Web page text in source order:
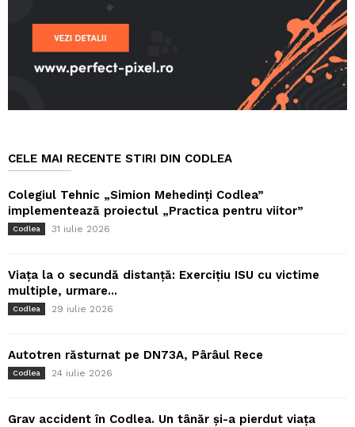
CELE MAI RECENTE STIRI DIN CODLEA
Colegiul Tehnic „Simion Mehedinți Codlea”
implementează proiectul „Practica pentru viitor”
Codlea 31 iulie 2026
Viața la o secundă distanță: Exercițiu ISU cu victime
multiple, urmare...
Codlea 29 iulie 2026
Autotren răsturnat pe DN73A, Pârâul Rece
Codlea 24 iulie 2026
Grav accident în Codlea. Un tânăr și-a pierdut viața